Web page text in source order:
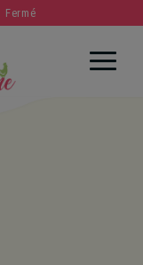
Fermé